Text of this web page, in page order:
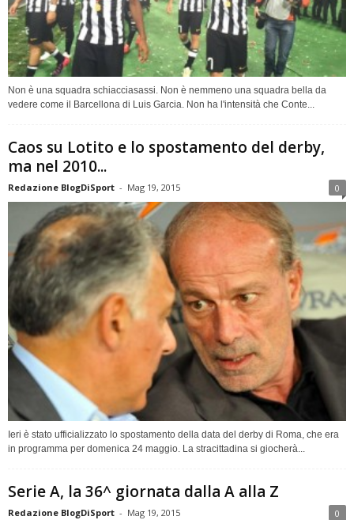
Non è una squadra schiacciasassi. Non è nemmeno una squadra bella da
vedere come il Barcellona di Luis Garcia. Non ha l'intensità che Conte...
Caos su Lotito e lo spostamento del derby,
ma nel 2010...
Redazione BlogDiSport - Mag 19, 2015 0
Ieri è stato ufficializzato lo spostamento della data del derby di Roma, che era
in programma per domenica 24 maggio. La stracittadina si giocherà...
Serie A, la 36^ giornata dalla A alla Z
Redazione BlogDiSport - Mag 19, 2015 0